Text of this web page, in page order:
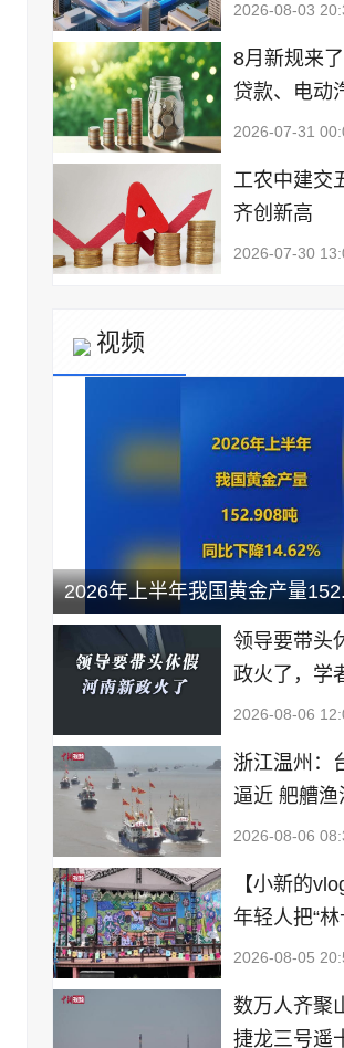
2026-08-03
8月新规来
贷款、电动
2026-07-31
工农中建交
齐创新高
2026-07-30
视频
2026年上半年我国黄金产量
降14.62%
领导要带头
政火了，学
2026-08-06
浙江温州：
逼近 舥艚渔
2026-08-06
【小新的
年轻人把“林
2026-08-05
数万人齐聚
捷龙三号遥